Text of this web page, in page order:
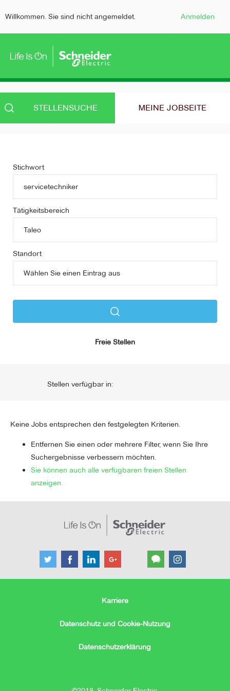
Willkommen. Sie sind nicht angemeldet. Anmelden
STELLENSUCHE MEINE JOBSEITE
Stichwort
Tätigkeitsbereich
Standort
Freie Stellen
Stellen verfügbar in:
Keine Jobs entsprechen den festgelegten Kriterien.
Entfernen Sie einen oder mehrere Filter, wenn Sie Ihre
Suchergebnisse verbessern möchten.
Sie können auch alle verfügbaren freien Stellen
anzeigen.
Karriere
Datenschutz und Cookie-Nutzung
Datenschutzerklärung